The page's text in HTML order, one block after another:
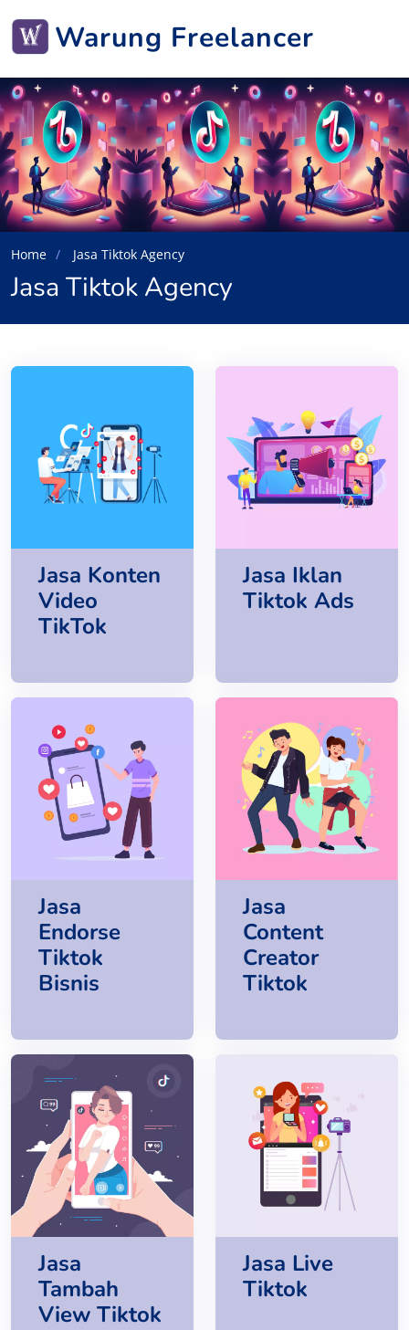
Warung Freelancer
Home Jasa Tiktok Agency
Jasa Tiktok Agency
Jasa Konten
Video
TikTok
Jasa Iklan
Tiktok Ads
Jasa
Endorse
Tiktok
Bisnis
Jasa
Content
Creator
Tiktok
Jasa
Tambah
View Tiktok
Jasa Live
Tiktok